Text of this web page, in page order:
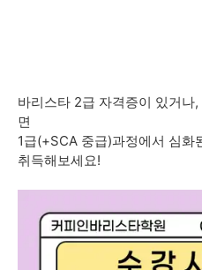
바리스타 2급 자격증이 있거나
면
1급(+SCA 중급)과정에서 심화
취득해보세요!